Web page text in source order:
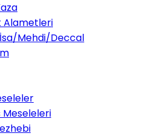
Alametleri
Mehdi/Deccal